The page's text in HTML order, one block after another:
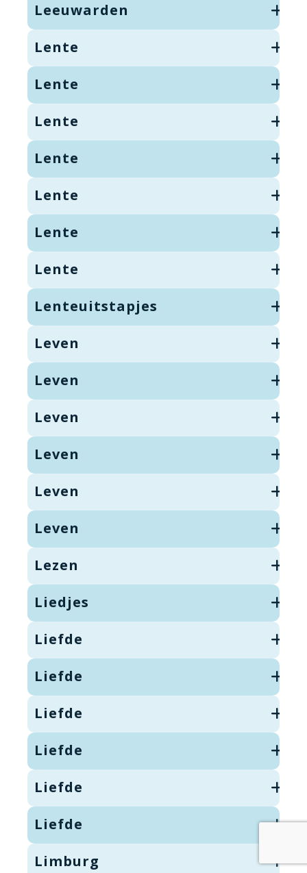
Leeuwarden
Lente
Lente
Lente
Lente
Lente
Lente
Lente
Lenteuitstapjes
Leven
Leven
Leven
Leven
Leven
Leven
Lezen
Liedjes
Liefde
Liefde
Liefde
Liefde
Liefde
Liefde
Limburg